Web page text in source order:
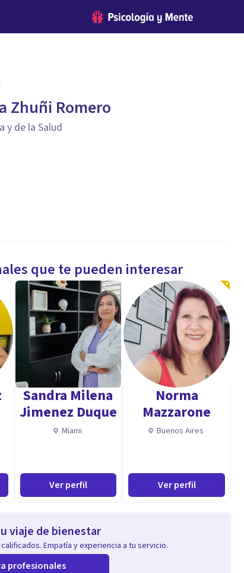
Zhuñi Romero
y de la Salud
que te pueden interesar
Sandra Milena
Jimenez Duque
Miami
Ver perfil
Norma
Mazzarone
Buenos Aires
Ver perfil
viaje de bienestar
Empatía y experiencia a tu servicio.
profesionales